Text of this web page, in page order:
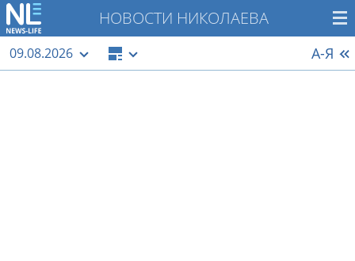
НОВОСТИ НИКОЛАЕВА
09.08.2026 А-Я